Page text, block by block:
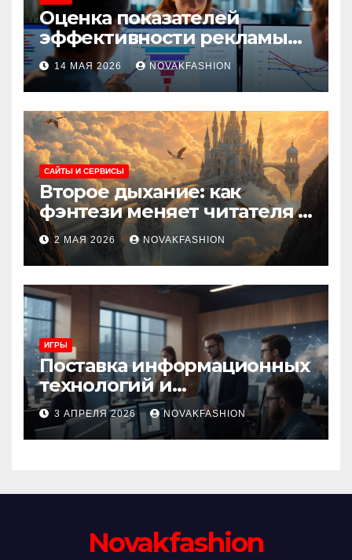
Оценка показателей
эффективности рекламы
при атрибуции
множественных точек
касания
14 МАЯ 2026 NOVAKFASHION
САЙТЫ И СЕРВИСЫ
Второе дыхание: как
фэнтези меняет читателя и
культуру
2 МАЯ 2026 NOVAKFASHION
ИГРЫ
Поставка информационных
технологий и
инновационные решения
3 АПРЕЛЯ 2026 NOVAKFASHION
Novakfashion